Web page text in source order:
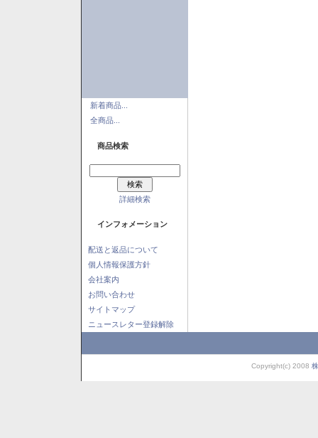
新着商品...
全商品...
商品検索
詳細検索
インフォメーション
配送と返品について
個人情報保護方針
会社案内
お問い合わせ
サイトマップ
ニュースレター登録解除
Copyright(c) 2008